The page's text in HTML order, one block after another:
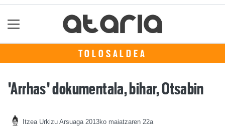
TOLOSALDEA
'Arrhas' dokumentala, bihar, Otsabin
Itzea Urkizu Arsuaga 2013ko maiatzaren 22a